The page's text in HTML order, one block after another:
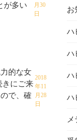
が多い
月30
日
的な女
きにご来
で、確
2018
年11
月28
日
お
ハ
ハ
ハ
ハ